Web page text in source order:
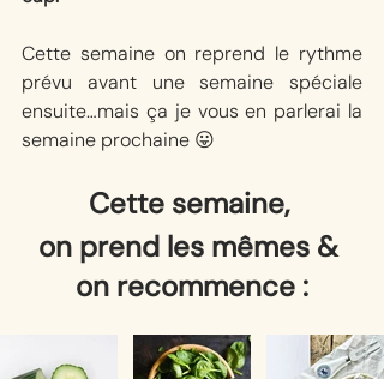
Cette semaine on reprend le rythme
prévu avant une semaine spéciale
ensuite…mais ça je vous en parlerai la
semaine prochaine 😛
Cette semaine,
on prend les mêmes &
on recommence :